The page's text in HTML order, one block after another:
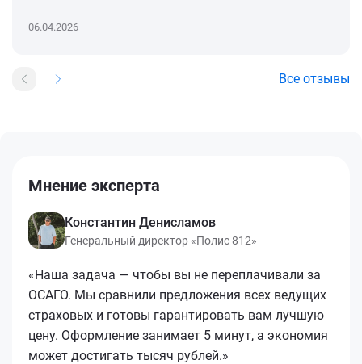
06.04.2026
Все отзывы
Мнение эксперта
Константин Денисламов
Генеральный директор «Полис 812»
«Наша задача — чтобы вы не переплачивали за
ОСАГО. Мы сравнили предложения всех ведущих
страховых и готовы гарантировать вам лучшую
цену. Оформление занимает 5 минут, а экономия
может достигать тысяч рублей.»